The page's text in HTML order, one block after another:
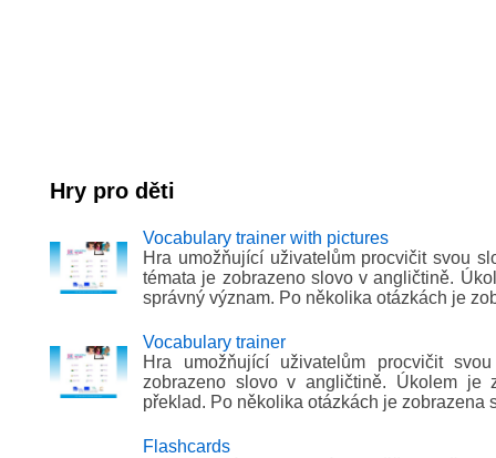
Hry pro děti
Vocabulary trainer with pictures
Hra umožňující uživatelům procvičit svou
témata je zobrazeno slovo v angličtině.
správný význam. Po několika otázkách je
Vocabulary trainer
Hra umožňující uživatelům procvičit
zobrazeno slovo v angličtině. Úkolem je
překlad. Po několika otázkách je zobrazena
Flashcards